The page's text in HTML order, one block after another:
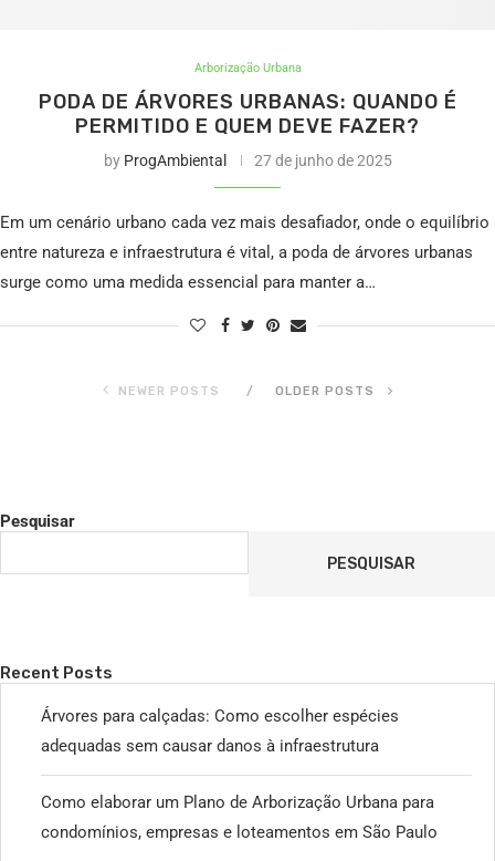
Arborização Urbana
PODA DE ÁRVORES URBANAS: QUANDO É
PERMITIDO E QUEM DEVE FAZER?
by ProgAmbiental 27 de junho de 2025
Em um cenário urbano cada vez mais desafiador, onde o equilíbrio
entre natureza e infraestrutura é vital, a poda de árvores urbanas
surge como uma medida essencial para manter a…
NEWER POSTS OLDER POSTS
Pesquisar
PESQUISAR
Recent Posts
Árvores para calçadas: Como escolher espécies
adequadas sem causar danos à infraestrutura
Como elaborar um Plano de Arborização Urbana para
condomínios, empresas e loteamentos em São Paulo